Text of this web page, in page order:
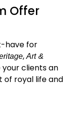
Offer
have for
,Art &
your clients an
of royal life and